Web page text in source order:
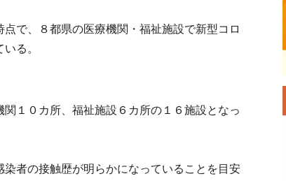
で、８都県の医療機関・福祉施設で新型コロ
る。
１０カ所、福祉施設６カ所の１６施設となっ
者の接触歴が明らかになっていることを目安